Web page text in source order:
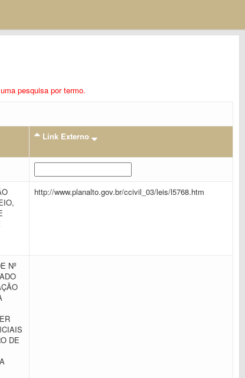
pesquisa por termo.
Link Externo
http://www.planalto.gov.br/ccivil_03/leis/l5768.htm
Nº
DE